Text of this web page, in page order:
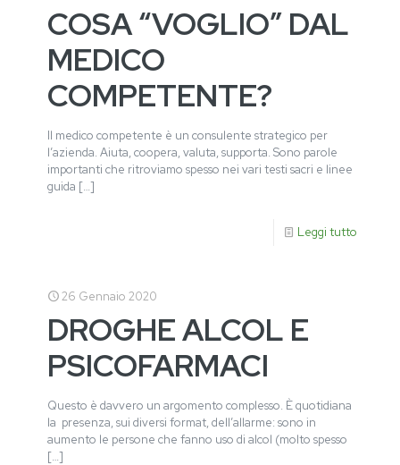
COSA “VOGLIO” DAL
MEDICO
COMPETENTE?
Il medico competente è un consulente strategico per
l’azienda. Aiuta, coopera, valuta, supporta. Sono parole
importanti che ritroviamo spesso nei vari testi sacri e linee
guida […]
Leggi tutto
26 Gennaio 2020
DROGHE ALCOL E
PSICOFARMACI
Questo è davvero un argomento complesso. È quotidiana
la presenza, sui diversi format, dell’allarme: sono in
aumento le persone che fanno uso di alcol (molto spesso
[…]